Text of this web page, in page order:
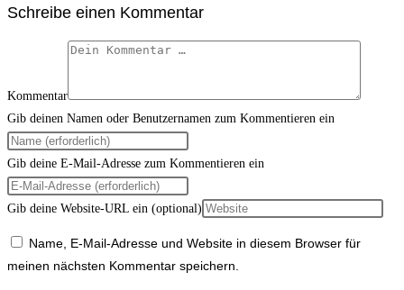
Schreibe einen Kommentar
Kommentar
Gib deinen Namen oder Benutzernamen zum Kommentieren ein
Gib deine E-Mail-Adresse zum Kommentieren ein
Gib deine Website-URL ein (optional)
Name, E-Mail-Adresse und Website in diesem Browser für
meinen nächsten Kommentar speichern.